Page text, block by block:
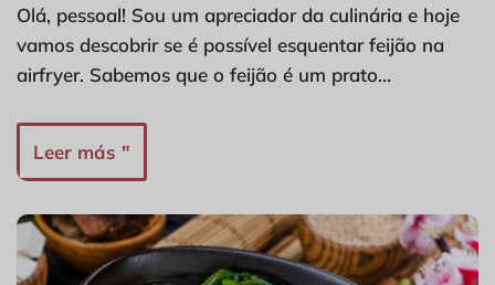
Olá, pessoal! Sou um apreciador da culinária e hoje
vamos descobrir se é possível esquentar feijão na
airfryer. Sabemos que o feijão é um prato…
Leer más "